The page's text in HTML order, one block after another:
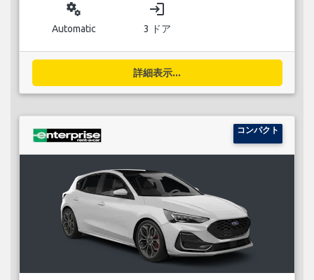
miscellaneous_services
Automatic
login
3 ドア
詳細表示...
コンパクト